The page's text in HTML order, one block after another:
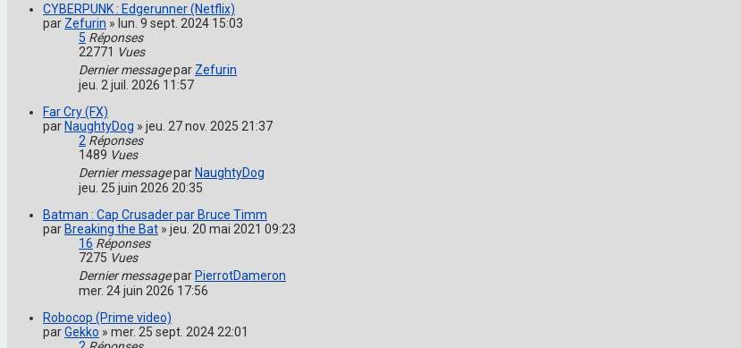
CYBERPUNK : Edgerunner (Netflix)
par Zefurin » lun. 9 sept. 2024 15:03
5 Réponses
22771 Vues
Dernier messagepar Zefurin
jeu. 2 juil. 2026 11:57
Far Cry (FX)
parNaughtyDog » jeu. 27 nov. 2025 21:37
2 Réponses
1489 Vues
Dernier messageparNaughtyDog
jeu. 25 juin 2026 20:35
Batman : Cap Crusader par Bruce Timm
parBreaking the Bat » jeu. 20 mai 2021 09:23
16 Réponses
7275 Vues
Dernier messageparPierrotDameron
mer. 24 juin 2026 17:56
Robocop (Prime video)
parGekko » mer. 25 sept. 2024 22:01